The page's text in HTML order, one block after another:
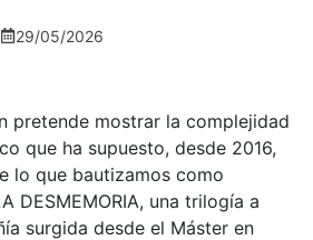
29/05/2026
pretende mostrar la complejidad
que ha supuesto, desde 2016,
lo que bautizamos como
DESMEMORIA, una trilogía a
surgida desde el Máster en